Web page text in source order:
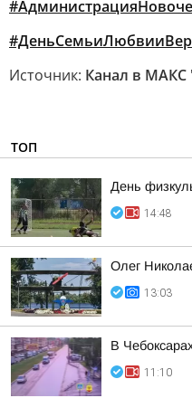
Источник: Канал в МАКС
ТОП
День
14:48
Олег
13:03
В
11:10